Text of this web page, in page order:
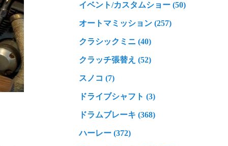
イベント/カスタムショー (50)
オートマミッション (257)
クラシックミニ (40)
クラッチ張替え (52)
スノコ (7)
ドライブシャフト (3)
ドラムブレーキ (368)
ハーレー (372)